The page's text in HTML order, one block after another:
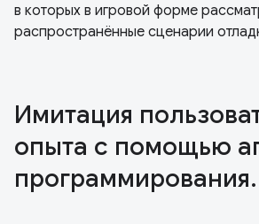
в которых в игровой форме
распространённые сценарии
Имитация
опыта с помощью
программирования.